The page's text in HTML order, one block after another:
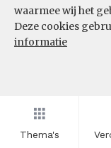
Thema's
waarmee wij het
Deze cookies
informatie
leren (%)
werkenden dat
de sector